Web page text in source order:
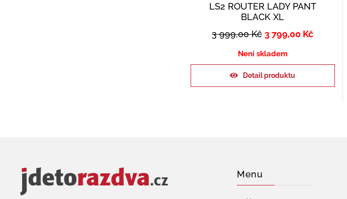
LS2 ROUTER LADY PANT
BLACK XL
3 999,00Kč 3 799,00 Kč
Není skladem
Detail produktu
Menu